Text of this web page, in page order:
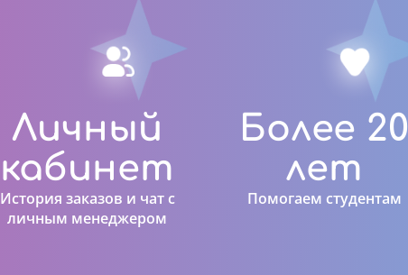
Личный
кабинет
История заказов и чат с
личным менеджером
Более
лет
Помогаем студентам